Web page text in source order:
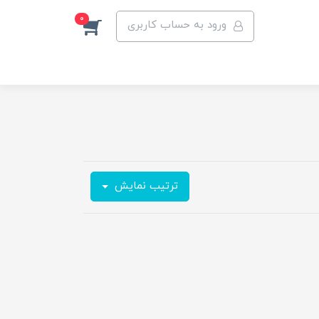
ورود به حساب کاربری 0
ترتیب نمایش